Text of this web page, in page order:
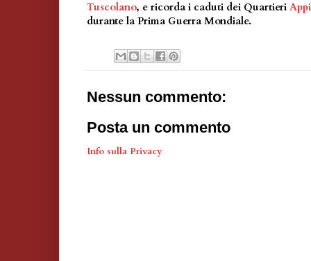
Tuscolano, e ricorda i caduti dei Quartieri
durante la Prima Guerra Mondiale.
Nessun commento:
Posta un commento
Info sulla Privacy